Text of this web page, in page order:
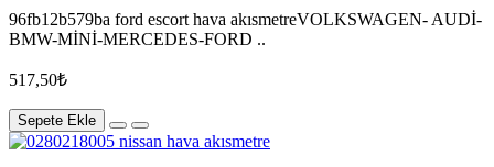
96fb12b579ba ford escort hava akısmetreVOLKSWAGEN- AUDİ-
BMW-MİNİ-MERCEDES-FORD ..
517,50₺
Sepete Ekle